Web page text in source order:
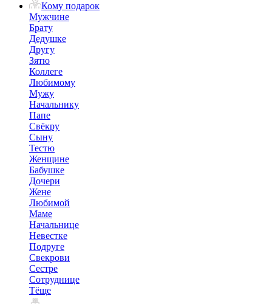
Кому подарок
Мужчине
Брату
Дедушке
Другу
Зятю
Коллеге
Любимому
Мужу
Начальнику
Папе
Свёкру
Сыну
Тестю
Женщине
Бабушке
Дочери
Жене
Любимой
Маме
Начальнице
Невестке
Подруге
Свекрови
Сестре
Сотруднице
Тёще